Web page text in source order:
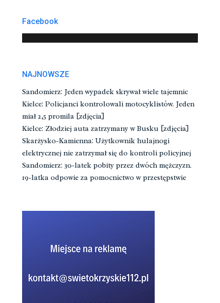
Facebook
NAJNOWSZE
Sandomierz: Jeden wypadek skrywał wiele tajemnic
Kielce: Policjanci kontrolowali motocyklistów. Jeden
miał 2,5 promila [zdjęcia]
Kielce: Złodziej auta zatrzymany w Busku [zdjęcia]
Skarżysko-Kamienna: Użytkownik hulajnogi
elektrycznej nie zatrzymał się do kontroli policyjnej
Sandomierz: 30-latek pobity przez dwóch mężczyzn.
19-latka odpowie za pomocnictwo w przestępstwie